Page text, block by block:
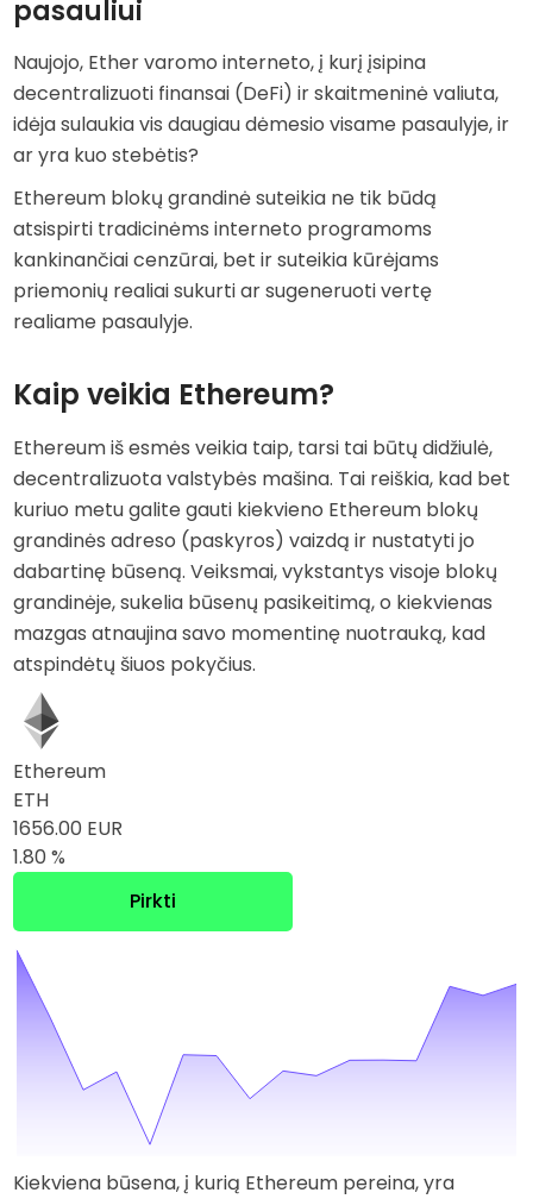
pasauliui
Naujojo, Ether varomo interneto, į kurį įsipina
decentralizuoti finansai (DeFi) ir skaitmeninė valiuta,
idėja sulaukia vis daugiau dėmesio visame pasaulyje, ir
ar yra kuo stebėtis?
Ethereum blokų grandinė suteikia ne tik būdą
atsispirti tradicinėms interneto programoms
kankinančiai cenzūrai, bet ir suteikia kūrėjams
priemonių realiai sukurti ar sugeneruoti vertę
realiame pasaulyje.
Kaip veikia Ethereum?
Ethereum iš esmės veikia taip, tarsi tai būtų didžiulė,
decentralizuota valstybės mašina. Tai reiškia, kad bet
kuriuo metu galite gauti kiekvieno Ethereum blokų
grandinės adreso (paskyros) vaizdą ir nustatyti jo
dabartinę būseną. Veiksmai, vykstantys visoje blokų
grandinėje, sukelia būsenų pasikeitimą, o kiekvienas
mazgas atnaujina savo momentinę nuotrauką, kad
atspindėtų šiuos pokyčius.
Ethereum
ETH
1656.00 EUR
1.80 %
Pirkti
Kiekviena būsena, į kurią Ethereum pereina, yra